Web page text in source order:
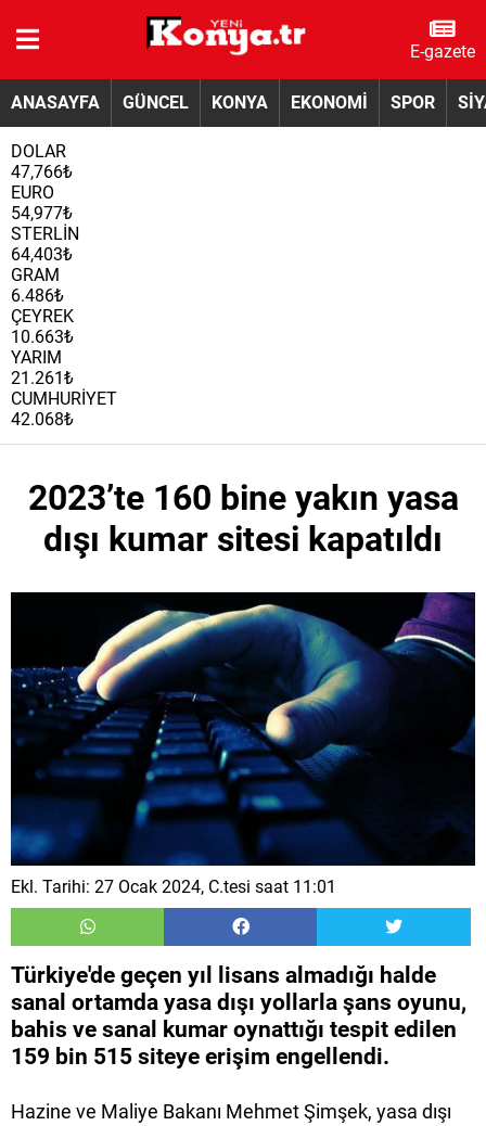
E-gazete
ANASAYFA GÜNCEL KONYA EKONOMİ SPOR
DOLAR
47,766₺
EURO
54,977₺
STERLİN
64,403₺
GRAM
6.486₺
ÇEYREK
10.663₺
YARIM
21.261₺
CUMHURİYET
42.068₺
2023’te 160 bine yakın yasa
dışı kumar sitesi kapatıldı
Ekl. Tarihi: 27 Ocak 2024, C.tesi saat 11:01
Türkiye'de geçen yıl lisans almadığı halde
sanal ortamda yasa dışı yollarla şans oyunu,
bahis ve sanal kumar oynattığı tespit edilen
159 bin 515 siteye erişim engellendi.
Hazine ve Maliye Bakanı Mehmet Şimşek, yasa dışı